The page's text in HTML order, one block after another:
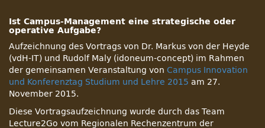
Ist Campus-Management eine strategische oder
operative Aufgabe?
Aufzeichnung des Vortrags von Dr. Markus von der Heyde
(vdH-IT) und Rudolf Maly (idoneum-concept) im Rahmen
der gemeinsamen Veranstaltung von Campus Innovation
und Konferenztag Studium und Lehre 2015 am 27.
November 2015.
Diese Vortragsaufzeichnung wurde durch das Team
Lecture2Go vom Regionalen Rechenzentrum der